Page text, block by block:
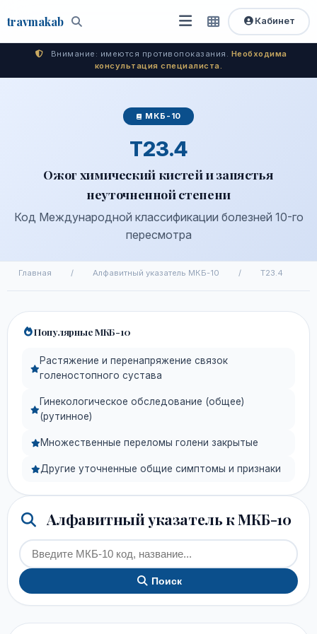
travmakab Поиск
Открыть
меню
Быстрый
доступ
Кабинет
Внимание: имеются противопоказания. Необходима
консультация специалиста.
МКБ-10
T23.4
Ожог химический кистей и запястья
неуточненной степени
Код Международной классификации болезней 10-го
пересмотра
Главная / Алфавитный указатель МКБ-10 / T23.4
Популярные МКБ-10
Растяжение и перенапряжение связок
голеностопного сустава
Гинекологическое обследование (общее)
(рутинное)
Множественные переломы голени закрытые
Другие уточненные общие симптомы и признаки
Алфавитный указатель к МКБ-10
Поиск